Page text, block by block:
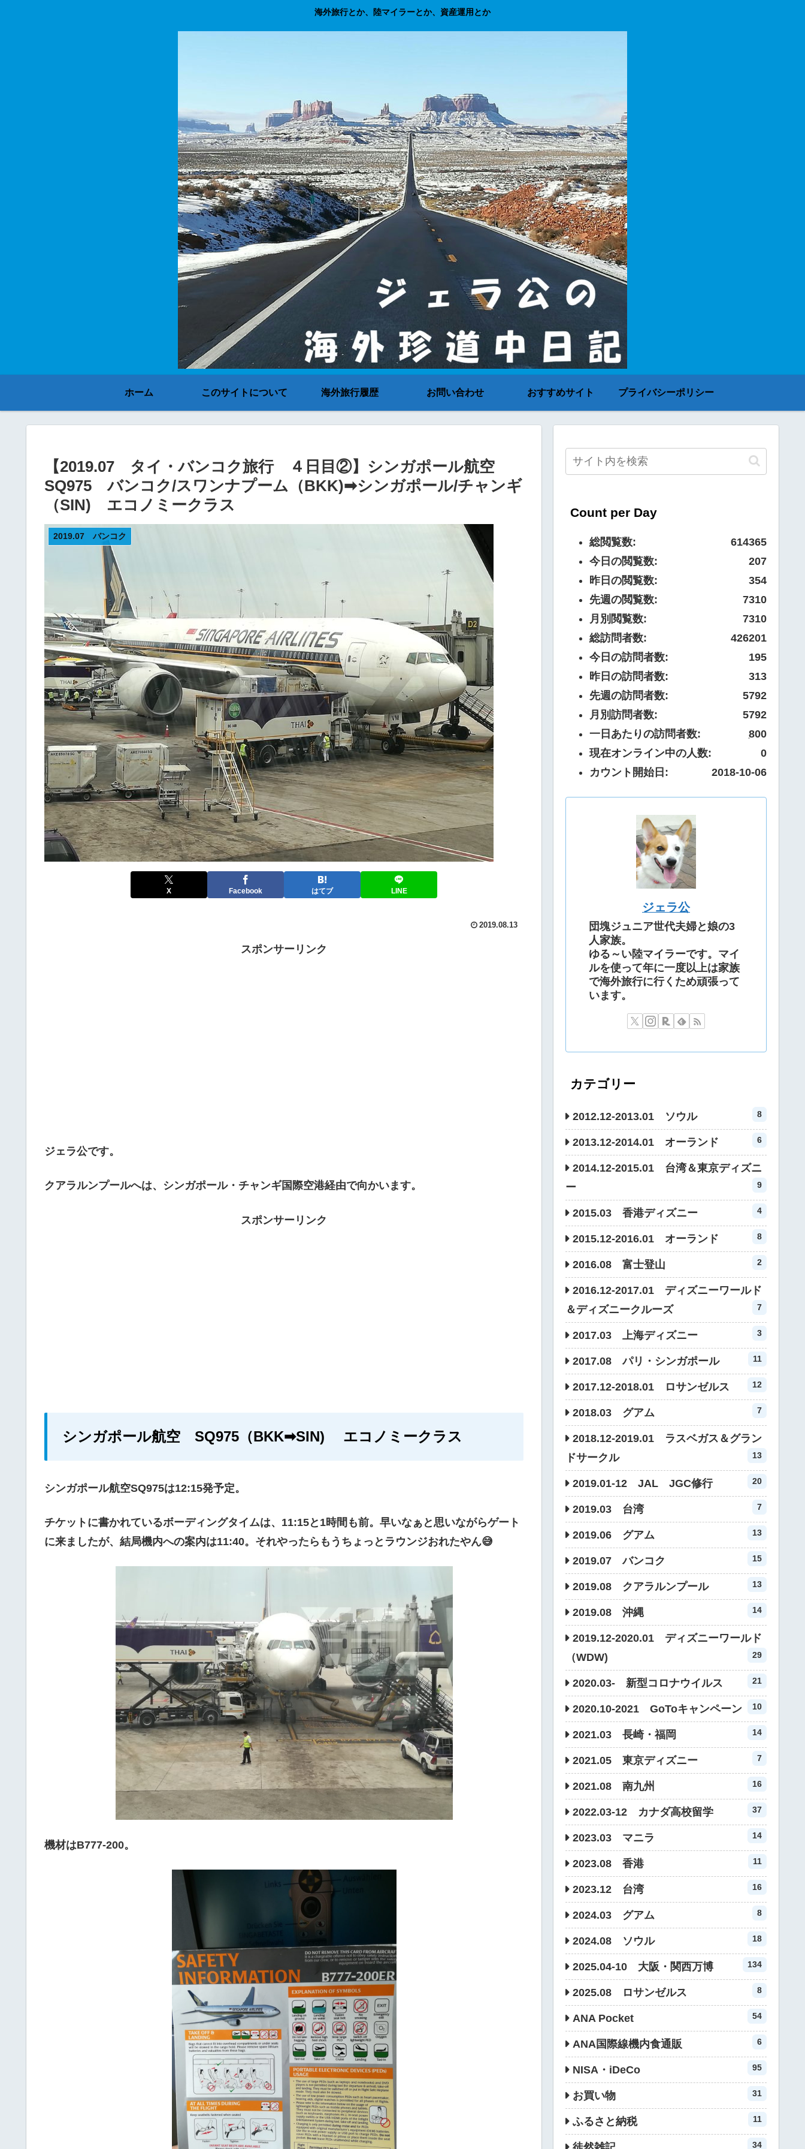
海外旅行とか、陸マイラーとか、資産運用とか
ホーム このサイトについて 海外旅行履歴 お問い合わせ おすすめサイト プライバシーポリシー
【2019.07 タイ・バンコク旅行 ４日目②】シンガポール航空
SQ975 バンコク/スワンナプーム（BKK)➡シンガポール/チャンギ
（SIN) エコノミークラス
2019.07 バンコク
X Facebook はてブ LINE
2019.08.13
スポンサーリンク
ジェラ公です。
クアラルンプールへは、シンガポール・チャンギ国際空港経由で向かいます。
スポンサーリンク
シンガポール航空 SQ975（BKK➡SIN) エコノミークラス
シンガポール航空SQ975は12:15発予定。
チケットに書かれているボーディングタイムは、11:15と1時間も前。早いなぁと思いながらゲート
に来ましたが、結局機内への案内は11:40。それやったらもうちょっとラウンジおれたやん😅
機材はB777-200。
Count per Day
614365
総閲覧数:
207
今日の閲覧数:
354
昨日の閲覧数:
7310
先週の閲覧数:
7310
月別閲覧数:
426201
総訪問者数:
195
今日の訪問者数:
313
昨日の訪問者数:
5792
先週の訪問者数:
5792
月別訪問者数:
800
一日あたりの訪問者数:
0
現在オンライン中の人数:
2018-10-06
カウント開始日:
ジェラ公
団塊ジュニア世代夫婦と娘の3
人家族。
ゆる～い陸マイラーです。マイ
ルを使って年に一度以上は家族
で海外旅行に行くため頑張って
います。
カテゴリー
2012.12-2013.01 ソウル 8
2013.12-2014.01 オーランド 6
2014.12-2015.01 台湾＆東京ディズニ
ー
9
2015.03 香港ディズニー 4
2015.12-2016.01 オーランド 8
2016.08 富士登山 2
2016.12-2017.01 ディズニーワールド
＆ディズニークルーズ
7
2017.03 上海ディズニー 3
2017.08 パリ・シンガポール 11
2017.12-2018.01 ロサンゼルス 12
2018.03 グアム 7
2018.12-2019.01 ラスベガス＆グラン
ドサークル
13
2019.01-12 JAL JGC修行 20
2019.03 台湾 7
2019.06 グアム 13
2019.07 バンコク 15
2019.08 クアラルンプール 13
2019.08 沖縄 14
2019.12-2020.01 ディズニーワールド
（WDW)
29
2020.03- 新型コロナウイルス 21
2020.10-2021 GoToキャンペーン 10
2021.03 長崎・福岡 14
2021.05 東京ディズニー 7
2021.08 南九州 16
2022.03-12 カナダ高校留学 37
2023.03 マニラ 14
2023.08 香港 11
2023.12 台湾 16
2024.03 グアム 8
2024.08 ソウル 18
2025.04-10 大阪・関西万博 134
2025.08 ロサンゼルス 8
ANA Pocket 54
ANA国際線機内食通販 6
NISA・iDeCo 95
お買い物 31
ふるさと納税 11
34